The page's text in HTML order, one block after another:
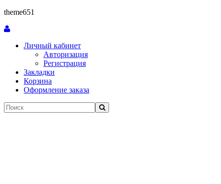
theme651
Личный кабинет
Авторизация
Регистрация
Закладки
Корзина
Оформление заказа